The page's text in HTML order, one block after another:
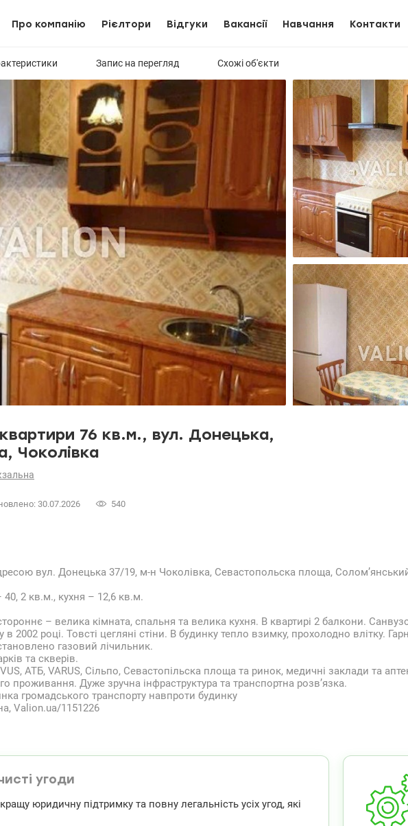
Про компанію Рієлтори Відгуки Вакансії Навчання Контакти
Запис на перегляд Схожі об'єкти
76 кв.м., вул. Донецька,
Чоколівка
30.07.2026 540
вул. Донецька 37/19, м-н Чоколівка, Севастопольска площа,
2 кв.м., кухня – 12,6 кв.м.
– велика кімната, спальня та велика кухня. В квартирі 2 балкони.
2002 році. Товсті цегляні стіни. В будинку тепло взимку, прохолодно влітку.
газовий лічильник.
та скверів.
АТБ, VARUS, Сільпо, Севастопільска площа та ринок, медичні заклади та
проживання. Дуже зручна інфраструктура та транспортна розв’язка.
громадського транспорту навпроти будинку
Valion.ua/1151226
угоди
юридичну підтримку та повну легальність усіх угод, які